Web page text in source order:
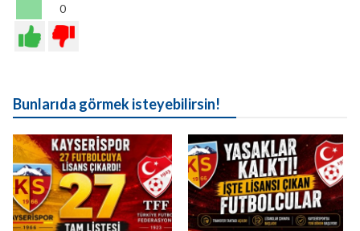
0
Bunlarıda görmek isteyebilirsin!